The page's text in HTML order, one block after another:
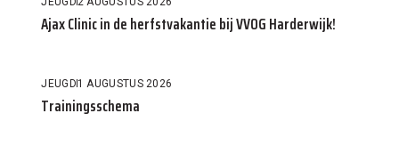
Ajax Clinic in de herfstvakantie bij VVOG Harderwijk!
JEUGD1 AUGUSTUS 2026
Trainingsschema